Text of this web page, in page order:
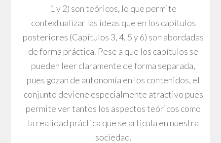
1 y 2) son teóricos, lo que permite
contextualizar las ideas que en los capítulos
posteriores (Capítulos 3, 4, 5 y 6) son abordadas
de forma práctica. Pese a que los capítulos se
pueden leer claramente de forma separada,
pues gozan de autonomía en los contenidos, el
conjunto deviene especialmente atractivo pues
permite ver tantos los aspectos teóricos como
la realidad práctica que se articula en nuestra
sociedad.